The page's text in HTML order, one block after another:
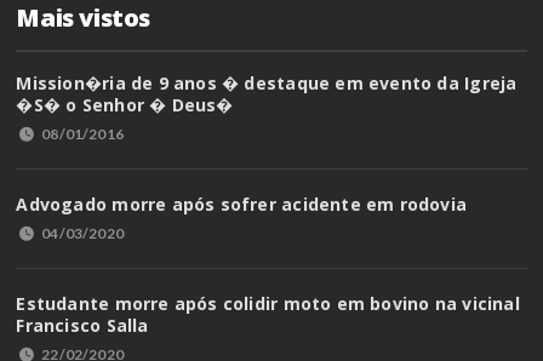
Mais vistos
Mission�ria de 9 anos � destaque em evento da Igreja
�S� o Senhor � Deus�
08/01/2016
Advogado morre após sofrer acidente em rodovia
04/03/2020
Estudante morre após colidir moto em bovino na vicinal
Francisco Salla
22/02/2020